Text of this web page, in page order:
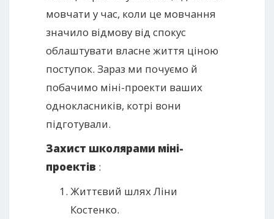
мовчати у час, коли це мовчання
значило відмову від спокус
облаштувати власне життя ціною
поступок. Зараз ми почуємо й
побачимо міні-проекти ваших
однокласників, котрі вони
підготували.
Захист школярами міні-
проектів :
Життєвий шлях Ліни
Костенко.